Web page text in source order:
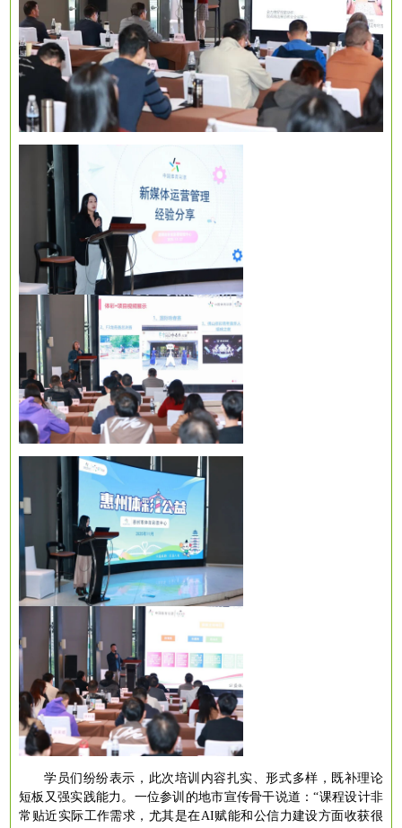
学员们纷纷表示，此次培训内容扎实、形式多样，既补理论
短板又强实践能力。一位参训的地市宣传骨干说道：“课程设计非
常贴近实际工作需求，尤其是在AI赋能和公信力建设方面收获很